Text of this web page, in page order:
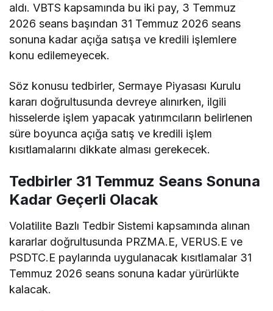
aldı. VBTS kapsamında bu iki pay, 3 Temmuz
2026 seans başından 31 Temmuz 2026 seans
sonuna kadar açığa satışa ve kredili işlemlere
konu edilemeyecek.
Söz konusu tedbirler, Sermaye Piyasası Kurulu
kararı doğrultusunda devreye alınırken, ilgili
hisselerde işlem yapacak yatırımcıların belirlenen
süre boyunca açığa satış ve kredili işlem
kısıtlamalarını dikkate alması gerekecek.
Tedbirler 31 Temmuz Seans Sonuna
Kadar Geçerli Olacak
Volatilite Bazlı Tedbir Sistemi kapsamında alınan
kararlar doğrultusunda PRZMA.E, VERUS.E ve
PSDTC.E paylarında uygulanacak kısıtlamalar 31
Temmuz 2026 seans sonuna kadar yürürlükte
kalacak.